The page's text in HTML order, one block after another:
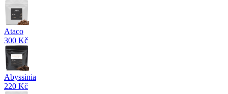
Ataco
300 Kč
Abyssinia
220 Kč